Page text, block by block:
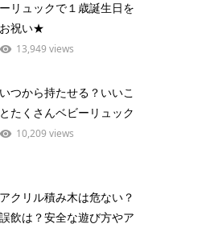
ーリュックで１歳誕生日を
お祝い★
13,949 views
いつから持たせる？いいこ
とたくさんベビーリュック
10,209 views
アクリル積み木は危ない？
誤飲は？安全な遊び方やア